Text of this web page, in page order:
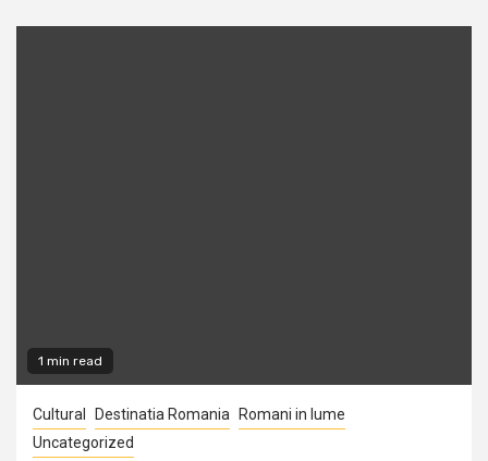
1 min read
Cultural Destinatia Romania
Romani in lume
Uncategorized